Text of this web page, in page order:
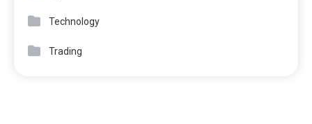
Technology
Trading